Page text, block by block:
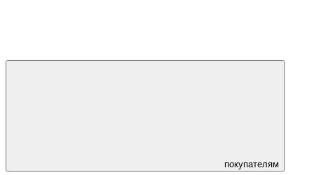
покупателям